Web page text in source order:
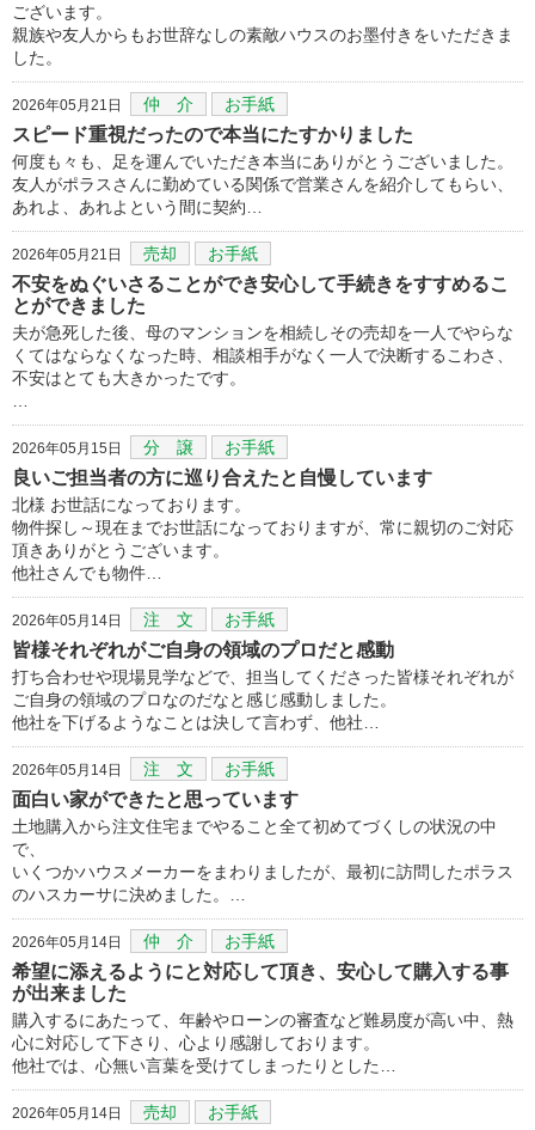
ございます。
親族や友人からもお世辞なしの素敵ハウスのお墨付きをいただきま
した。
2026年05月21日 仲 介 お手紙
スピード重視だったので本当にたすかりました
何度も々も、足を運んでいただき本当にありがとうございました。
友人がポラスさんに勤めている関係で営業さんを紹介してもらい、
あれよ、あれよという間に契約…
2026年05月21日 売却 お手紙
不安をぬぐいさることができ安心して手続きをすすめるこ
とができました
夫が急死した後、母のマンションを相続しその売却を一人でやらな
くてはならなくなった時、相談相手がなく一人で決断するこわさ、
不安はとても大きかったです。
2026年05月15日 分 譲 お手紙
良いご担当者の方に巡り合えたと自慢しています
北様 お世話になっております。
物件探し～現在までお世話になっておりますが、常に親切のご対応
頂きありがとうございます。
他社さんでも物件…
2026年05月14日 注 文 お手紙
皆様それぞれがご自身の領域のプロだと感動
打ち合わせや現場見学などで、担当してくださった皆様それぞれが
ご自身の領域のプロなのだなと感じ感動しました。
他社を下げるようなことは決して言わず、他社…
2026年05月14日 注 文 お手紙
面白い家ができたと思っています
土地購入から注文住宅までやること全て初めてづくしの状況の中
で、
いくつかハウスメーカーをまわりましたが、最初に訪問したポラス
のハスカーサに決めました。…
2026年05月14日 仲 介 お手紙
希望に添えるようにと対応して頂き、安心して購入する事
が出来ました
購入するにあたって、年齢やローンの審査など難易度が高い中、熱
心に対応して下さり、心より感謝しております。
他社では、心無い言葉を受けてしまったりとした…
2026年05月14日 売却 お手紙